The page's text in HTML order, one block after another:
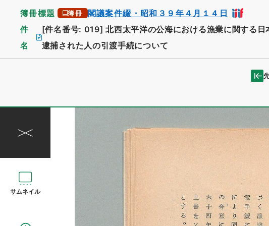
簿冊標題 簿冊 閣議案件綴・昭和３９年４月１４日
件
名
[件名番号: 019] 北西太平洋の公海における漁業に関する
逮捕された人の引渡手続について
サムネイル